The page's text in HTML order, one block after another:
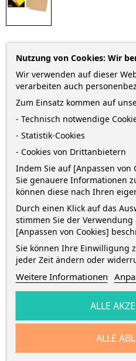
Idena Versandtasche
Fenster · braun Recycling
Briefumschlag, Versandtasche
Recycling-Papier · 10 Stück
1,79 €
inkl. MwSt. zzgl. Versandkosten
Menge
IN DEN WARENKORB
 Auf Lager
Nutzung von Cookies: Wir
Wir verwenden auf dieser
verarbeiten auch
Zum Einsatz kommen auf
- Technisch notwendige
- Statistik-Cookies
- Cookies von Drittanbietern
Indem Sie auf [Anpassen von
Sie genauere Informationen
können diese nach Ihren
Durch einen Klick auf das
stimmen Sie der
[Anpassen von Cookies]
Sie können Ihre Einwilligung
jeder Zeit ändern oder
Weitere Informationen
ALLE
ALLE